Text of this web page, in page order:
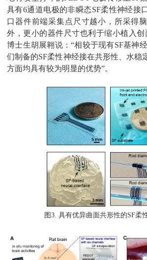
具有6通道电极的非瞬态SF柔性神经接
口器件前端采集点尺寸越小，所采得
外，更小的器件尺寸也利于缩小植入
博士生胡展翱说：“相较于现有SF基神
们制备的SF柔性神经接在共形性、水稳
方面均具有较为明显的优势”。
图 3. 具有优异曲面共形性的SF柔